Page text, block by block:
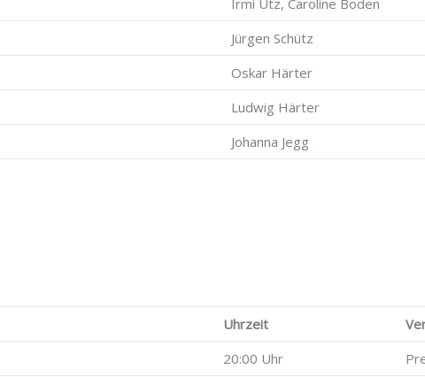
Irmi Utz, Caroline Boden
Jürgen Schütz
Oskar Härter
Ludwig Härter
Johanna Jegg
Uhrzeit
20:00 Uhr